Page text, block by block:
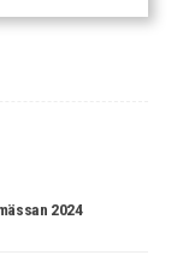
2024